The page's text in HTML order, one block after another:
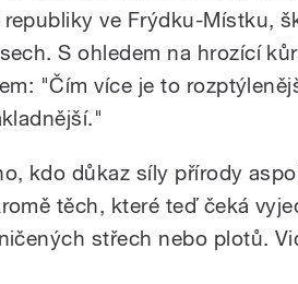
ve Frýdku-Místku,
S ohledem na hrozící
"Čím více je to
kdo důkaz síly přírody
těch, které teď čeká
střech nebo plotů.